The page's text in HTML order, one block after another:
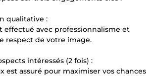
qualitative :
effectué avec professionnalisme et
respect de votre image.
intéressés (2 fois) :
est assuré pour maximiser vos chances